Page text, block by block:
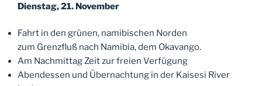
Dienstag, 21. November
Fahrt in den grünen, namibischen Norden
zum Grenzfluß nach Namibia, dem Okavango.
Am Nachmittag Zeit zur freien Verfügung
Abendessen und Übernachtung in der Kaisesi River